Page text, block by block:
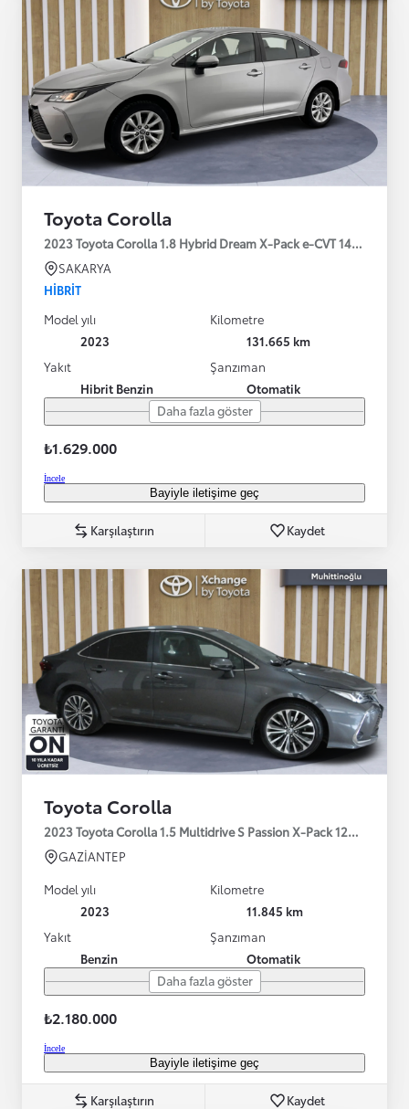
Toyota Corolla
2023 Toyota Corolla 1.8 Hybrid Dream X-Pack e-CVT 140HP
SAKARYA
HIBRIT
Model yılı
2023
Kilometre
131.665 km
Yakıt
Hibrit Benzin
Şanzıman
Otomatik
Daha fazla göster
₺1.629.000
İncele
Bayiyle iletişime geç
Karşılaştırın Kaydet
Toyota Corolla
2023 Toyota Corolla 1.5 Multidrive S Passion X-Pack 125HP
GAZİANTEP
Model yılı
2023
Kilometre
11.845 km
Yakıt
Benzin
Şanzıman
Otomatik
Daha fazla göster
₺2.180.000
İncele
Bayiyle iletişime geç
Karşılaştırın Kaydet